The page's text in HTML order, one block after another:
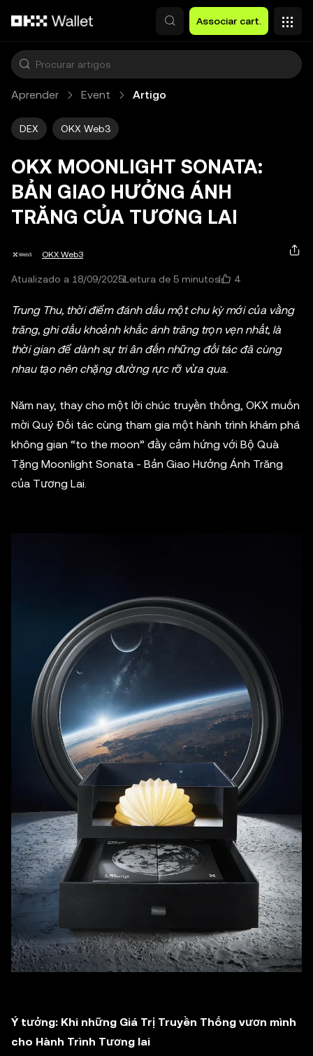
Associar cart.
Aprender Event Artigo
DEX OKX Web3
OKX MOONLIGHT SONATA:
BẢN GIAO HƯỞNG ÁNH
TRĂNG CỦA TƯƠNG LAI
OKX Web3
Atualizado a 18/09/2025Leitura de 5 minutos 4
Trung Thu, thời điểm đánh dấu một chu kỳ mới của vầng
trăng, ghi dấu khoảnh khắc ánh trăng trọn vẹn nhất, là
thời gian để dành sự tri ân đến những đối tác đã cùng
nhau tạo nên chặng đường rực rỡ vừa qua.
Năm nay, thay cho một lời chúc truyền thống, OKX muốn
mời Quý Đối tác cùng tham gia một hành trình khám phá
không gian “to the moon” đầy cảm hứng với Bộ Quà
Tặng Moonlight Sonata - Bản Giao Hưởng Ánh Trăng
của Tương Lai.
Ý tưởng: Khi những Giá Trị Truyền Thống vươn mình
cho Hành Trình Tương lai